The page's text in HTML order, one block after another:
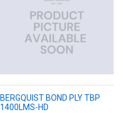
BERGQUIST BOND PLY TBP
1400LMS-HD